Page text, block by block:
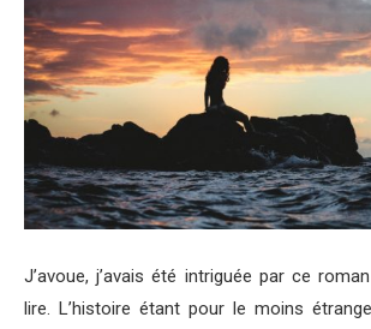
J’avoue, j’avais été intriguée par ce
lire. L’histoire étant pour le moins